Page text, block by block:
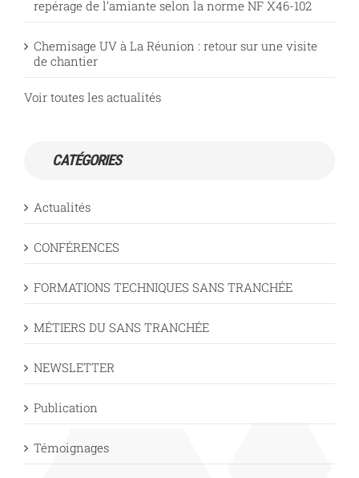
repérage de l’amiante selon la norme NF X46-102
Chemisage UV à La Réunion : retour sur une visite
de chantier
Voir toutes les actualités
CATÉGORIES
Actualités
CONFÉRENCES
FORMATIONS TECHNIQUES SANS TRANCHÉE
MÉTIERS DU SANS TRANCHÉE
NEWSLETTER
Publication
Témoignages